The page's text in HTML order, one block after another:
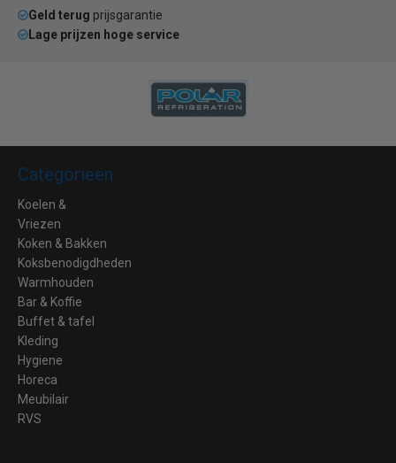
Geld terug prijsgarantie
Lage prijzen hoge service
Categorieën
Koelen &
Vriezen
Koken & Bakken
Koksbenodigdheden
Warmhouden
Bar & Koffie
Buffet & tafel
Kleding
Hygiene
Horeca
Meubilair
RVS